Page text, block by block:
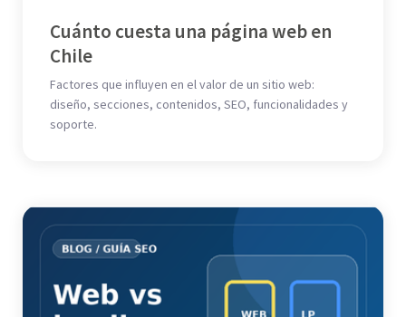
Cuánto cuesta una página web en
Chile
Factores que influyen en el valor de un sitio web:
diseño, secciones, contenidos, SEO, funcionalidades y
soporte.